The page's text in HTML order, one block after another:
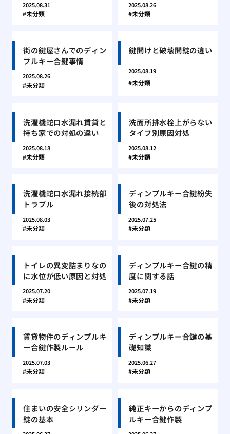
2025.08.31
未分類
2025.08.26
未分類
街の鍵屋さんでのディン
プルキー合鍵事情
2025.08.26
未分類
鍵開けと破壊開錠の違い
2025.08.19
未分類
洗濯機蛇口水漏れ賃貸と
持ち家での対処の違い
2025.08.18
未分類
洗面所排水栓上がらない
タイプ別原因対処
2025.08.12
未分類
洗濯機蛇口水漏れ接続部
トラブル
2025.08.03
未分類
ディンプルキー合鍵紛失
後の対処法
2025.07.25
未分類
トイレの異変詰まりなの
に水位が低い原因と対処
2025.07.20
未分類
ディンプルキー合鍵の精
度に関する話
2025.07.19
未分類
賃貸物件のディンプルキ
ー合鍵作製ルール
2025.07.03
未分類
ディンプルキー合鍵の基
礎知識
2025.06.27
未分類
住まいの安全シリンダー
錠の基本
純正キーからのディンプ
ルキー合鍵作製